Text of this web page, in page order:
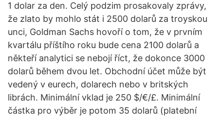
1 dolar za den. Celý podzim prosakovaly zprávy,
že zlato by mohlo stát i 2500 dolarů za troyskou
unci, Goldman Sachs hovoří o tom, že v prvním
kvartálu příštího roku bude cena 2100 dolarů a
někteří analytici se nebojí říct, že dokonce 3000
dolarů během dvou let. Obchodní účet může být
vedený v eurech, dolarech nebo v britských
librách. Minimální vklad je 250 $/€/£. Minimální
částka pro výběr je potom 35 dolarů (platební